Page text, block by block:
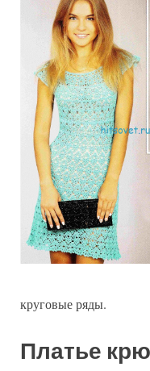
круговые ряды.
Платье